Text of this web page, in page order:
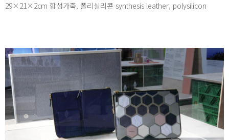
29×21×2cm 합성가죽, 폴리실리콘 synthesis leather, polysilicon